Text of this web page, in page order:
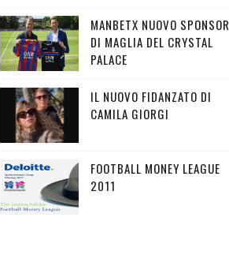
MANBETX NUOVO SPONSOR
DI MAGLIA DEL CRYSTAL
PALACE
IL NUOVO FIDANZATO DI
CAMILA GIORGI
FOOTBALL MONEY LEAGUE
2011